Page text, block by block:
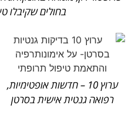
בחולים שקיבלו
ערוץ 10 – חדשות אופטימיות,
רפואה גנטית אישית בסרטן